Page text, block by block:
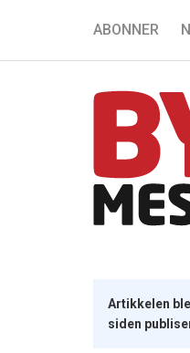
ABONNER
Artikkelen
siden